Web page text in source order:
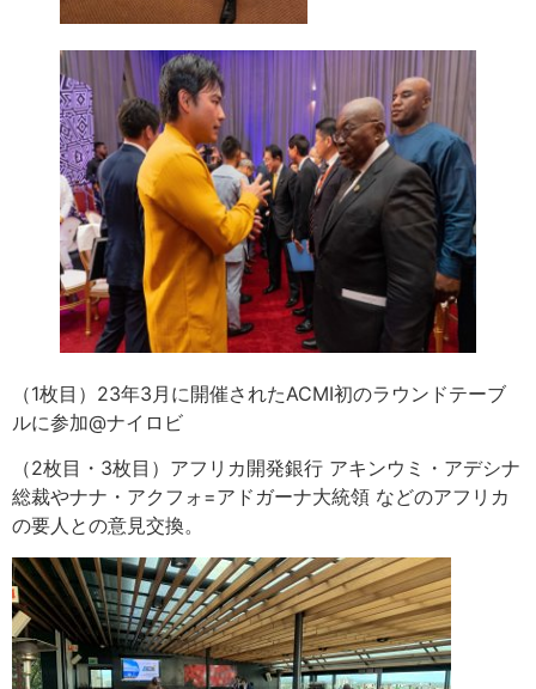
（1枚目）23年3月に開催されたACMI初のラウンドテーブ
ルに参加@ナイロビ​
（2枚目・3枚目）アフリカ開発銀行 アキンウミ・アデシナ
総裁やナナ・アクフォ=アドガーナ大統領 などのアフリカ
の要人との意見交換。​